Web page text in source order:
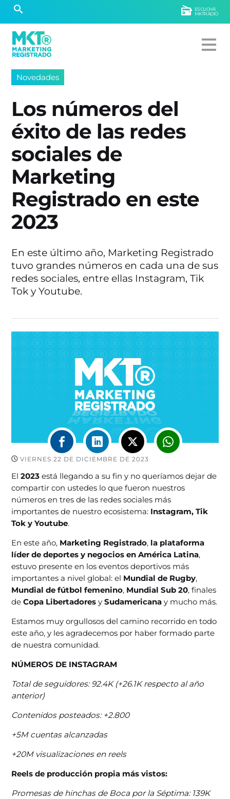
ESCUCHÁ
MKTRADIO
Novedades
Los números del
éxito de las redes
sociales de
Marketing
Registrado en este
2023
En este último año, Marketing Registrado
tuvo grandes números en cada una de sus
redes sociales, entre ellas Instagram, Tik
Tok y Youtube.
VIERNES 22 DE DICIEMBRE DE 2023
El2023 está llegando a su fin y no queríamos dejar de
compartir con ustedes lo que fueron nuestros
números en tres de las redes sociales más
importantes de nuestro ecosistema: Instagram, Tik
Tok y Youtube.
En este año, Marketing Registrado, la plataforma
líder de deportes y negocios en América Latina,
estuvo presente en los eventos deportivos más
importantes a nivel global: el Mundial de Rugby,
Mundial de fútbol femenino, Mundial Sub 20, finales
deCopa LibertadoresySudamericana y mucho más.
Estamos muy orgullosos del camino recorrido en todo
este año, y les agradecemos por haber formado parte
de nuestra comunidad.
NÚMEROS DE INSTAGRAM
Total de seguidores: 92.4K (+26.1K respecto al año
anterior)
Contenidos posteados: +2.800
+5M cuentas alcanzadas
+20M visualizaciones en reels
Reels de producción propia más vistos:
Promesas de hinchas de Boca por la Séptima: 139K